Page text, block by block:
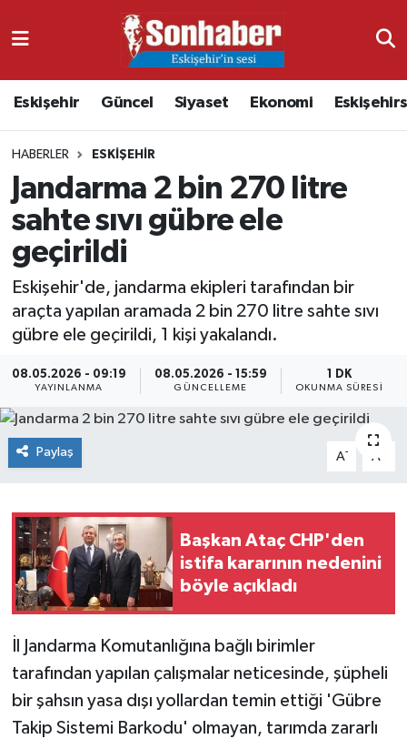
Eskişehir Güncel Siyaset Ekonomi
HABERLER ESKIŞEHIR
Jandarma 2 bin 270 litre
sahte sıvı gübre ele
geçirildi
Eskişehir'de, jandarma ekipleri tarafından bir
araçta yapılan aramada 2 bin 270 litre sahte sıvı
gübre ele geçirildi, 1 kişi yakalandı.
08.05.2026 - 09:19
YAYINLANMA
08.05.2026 - 15:59
GÜNCELLEME
1 DK
OKUNMA SÜRESI
Paylaş A- A
Başkan Ataç CHP'den
istifa kararının nedenini
böyle açıkladı
İl Jandarma Komutanlığına bağlı birimler
tarafından yapılan çalışmalar neticesinde, şüpheli
bir şahsın yasa dışı yollardan temin ettiği 'Gübre
Takip Sistemi Barkodu' olmayan, tarımda zararlı
Ekonomi
Güncel
Kültür & Sanat
Magazin
Resmi İlanlar
Sağlık
Siyaset
Nöbetçi Eczaneler
Namaz Vakitleri
Trafik Durumu
Süper Lig Puan Durumu ve Fikstür
Tüm Manşetler
Son Dakika Haberleri
Haber Arşivi